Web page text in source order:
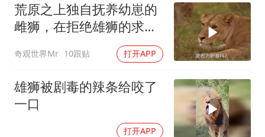
荒原之上独自抚养幼崽的
雌狮，在拒绝雄狮的求偶
时，竟然被用饥饿来报复
奇观世界Mr 10跟贴 打开APP
雄狮被剧毒的辣条给咬了
一口
打开APP